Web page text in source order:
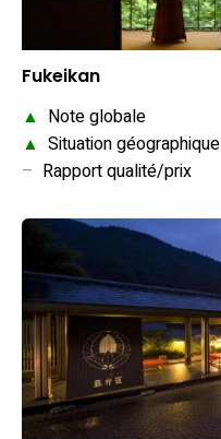
Fukeikan
▲ Note globale
▲ Situation géographique
– Rapport qualité/prix